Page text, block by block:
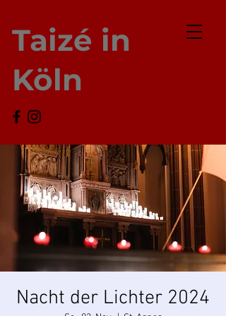
Taizé in
Köln
Nacht der Lichter 2024